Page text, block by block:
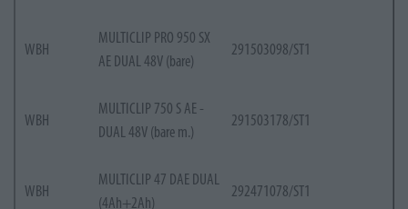
WBH
MULTICLIP PRO 950 SX
AE DUAL 48V (bare)
291503098/ST1
WBH
MULTICLIP 750 S AE -
DUAL 48V (bare m.)
291503178/ST1
WBH
MULTICLIP 47 DAE DUAL
(4Ah+2Ah)
292471078/ST1